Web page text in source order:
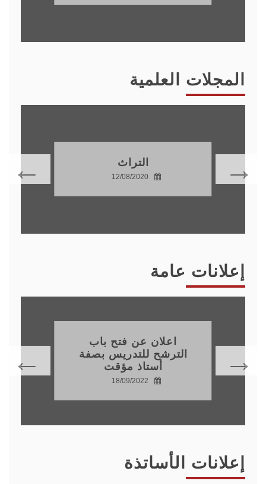
المجلات العلمية
الحقوق والعلوم
إعلانات عامة
تهنئة
إعلانات الأساتذة